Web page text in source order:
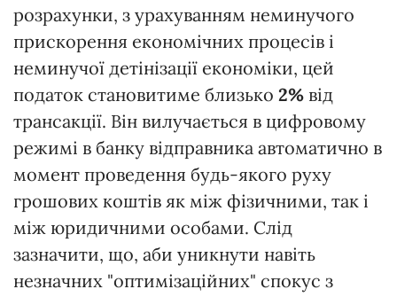
розрахунки, з урахуванням неминучого
прискорення економічних процесів і
неминучої детінізації економіки, цей
податок становитиме близько 2% від
трансакції. Він вилучається в цифровому
режимі в банку відправника автоматично в
момент проведення будь-якого руху
грошових коштів як між фізичними, так і
між юридичними особами. Слід
зазначити, що, аби уникнути навіть
незначних "оптимізаційних" спокус з